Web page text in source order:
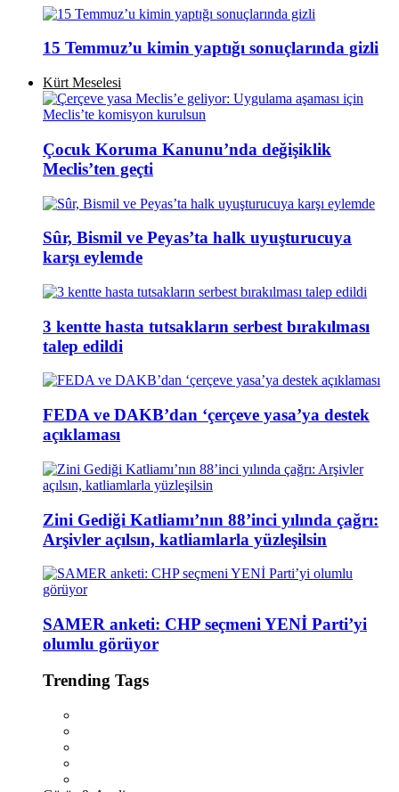
15 Temmuz’u kimin yaptığı sonuçlarında gizli
Kürt Meselesi
Çocuk Koruma Kanunu’nda değişiklik
Meclis’ten geçti
Sûr, Bismil ve Peyas’ta halk uyuşturucuya
karşı eylemde
3 kentte hasta tutsakların serbest bırakılması
talep edildi
FEDA ve DAKB’dan ‘çerçeve yasa’ya destek
açıklaması
Zini Gediği Katliamı’nın 88’inci yılında çağrı:
Arşivler açılsın, katliamlarla yüzleşilsin
SAMER anketi: CHP seçmeni YENİ Parti’yi
olumlu görüyor
Trending Tags